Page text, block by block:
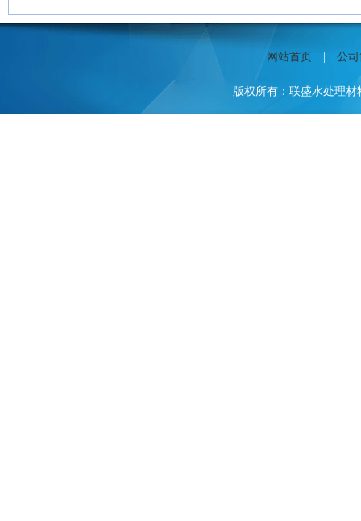
网站首页 |公
版权所有：联盛水处理